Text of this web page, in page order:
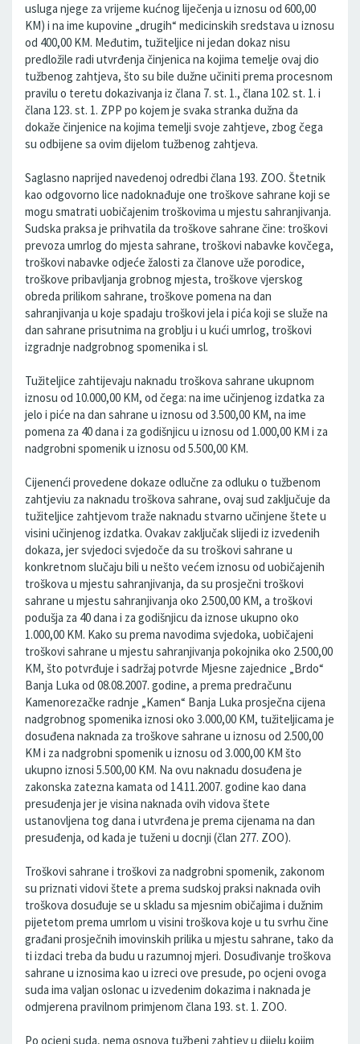
usluga njege za vrijeme kućnog liječenja u iznosu od 600,00
KM) i na ime kupovine „drugih“ medicinskih sredstava u iznosu
od 400,00 KM. Međutim, tužiteljice ni jedan dokaz nisu
predložile radi utvrđenja činjenica na kojima temelje ovaj dio
tužbenog zahtjeva, što su bile dužne učiniti prema procesnom
pravilu o teretu dokazivanja iz člana 7. st. 1., člana 102. st. 1. i
člana 123. st. 1. ZPP po kojem je svaka stranka dužna da
dokaže činjenice na kojima temelji svoje zahtjeve, zbog čega
su odbijene sa ovim dijelom tužbenog zahtjeva.
Saglasno naprijed navedenoj odredbi člana 193. ZOO. Štetnik
kao odgovorno lice nadoknađuje one troškove sahrane koji se
mogu smatrati uobičajenim troškovima u mjestu sahranjivanja.
Sudska praksa je prihvatila da troškove sahrane čine: troškovi
prevoza umrlog do mjesta sahrane, troškovi nabavke kovčega,
troškovi nabavke odjeće žalosti za članove uže porodice,
troškove pribavljanja grobnog mjesta, troškove vjerskog
obreda prilikom sahrane, troškove pomena na dan
sahranjivanja u koje spadaju troškovi jela i pića koji se služe na
dan sahrane prisutnima na groblju i u kući umrlog, troškovi
izgradnje nadgrobnog spomenika i sl.
Tužiteljice zahtijevaju naknadu troškova sahrane ukupnom
iznosu od 10.000,00 KM, od čega: na ime učinjenog izdatka za
jelo i piće na dan sahrane u iznosu od 3.500,00 KM, na ime
pomena za 40 dana i za godišnjicu u iznosu od 1.000,00 KM i za
nadgrobni spomenik u iznosu od 5.500,00 KM.
Cijenenći provedene dokaze odlučne za odluku o tužbenom
zahtjeviu za naknadu troškova sahrane, ovaj sud zaključuje da
tužiteljice zahtjevom traže naknadu stvarno učinjene štete u
visini učinjenog izdatka. Ovakav zaključak slijedi iz izvedenih
dokaza, jer svjedoci svjedoče da su troškovi sahrane u
konkretnom slučaju bili u nešto većem iznosu od uobičajenih
troškova u mjestu sahranjivanja, da su prosječni troškovi
sahrane u mjestu sahranjivanja oko 2.500,00 KM, a troškovi
podušja za 40 dana i za godišnjicu da iznose ukupno oko
1.000,00 KM. Kako su prema navodima svjedoka, uobičajeni
troškovi sahrane u mjestu sahranjivanja pokojnika oko 2.500,00
KM, što potvrđuje i sadržaj potvrde Mjesne zajednice „Brdo“
Banja Luka od 08.08.2007. godine, a prema predračunu
Kamenorezačke radnje „Kamen“ Banja Luka prosječna cijena
nadgrobnog spomenika iznosi oko 3.000,00 KM, tužiteljicama je
dosuđena naknada za troškove sahrane u iznosu od 2.500,00
KM i za nadgrobni spomenik u iznosu od 3.000,00 KM što
ukupno iznosi 5.500,00 KM. Na ovu naknadu dosuđena je
zakonska zatezna kamata od 14.11.2007. godine kao dana
presuđenja jer je visina naknada ovih vidova štete
ustanovljena tog dana i utvrđena je prema cijenama na dan
presuđenja, od kada je tuženi u docnji (član 277. ZOO).
Troškovi sahrane i troškovi za nadgrobni spomenik, zakonom
su priznati vidovi štete a prema sudskoj praksi naknada ovih
troškova dosuđuje se u skladu sa mjesnim običajima i dužnim
pijetetom prema umrlom u visini troškova koje u tu svrhu čine
građani prosječnih imovinskih prilika u mjestu sahrane, tako da
ti izdaci treba da budu u razumnoj mjeri. Dosuđivanje troškova
sahrane u iznosima kao u izreci ove presude, po ocjeni ovoga
suda ima valjan oslonac u izvedenim dokazima i naknada je
odmjerena pravilnom primjenom člana 193. st. 1. ZOO.
Po ocjeni suda, nema osnova tužbeni zahtjev u dijelu kojim